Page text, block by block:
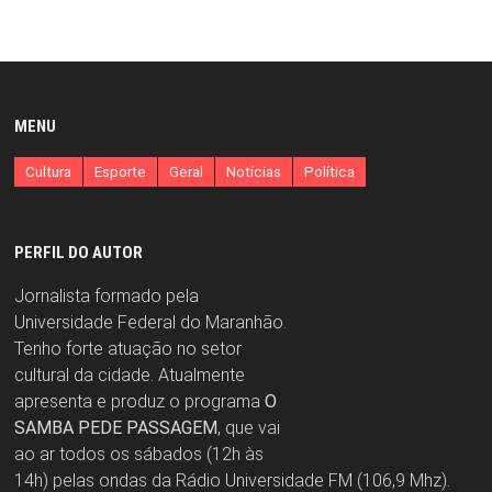
MENU
Cultura Esporte Geral Notícias Política
PERFIL DO AUTOR
Jornalista formado pela
Universidade Federal do Maranhão.
Tenho forte atuação no setor
cultural da cidade. Atualmente
apresenta e produz o programa O
SAMBA PEDE PASSAGEM, que vai
ao ar todos os sábados (12h às
14h) pelas ondas da Rádio Universidade FM (106,9 Mhz).